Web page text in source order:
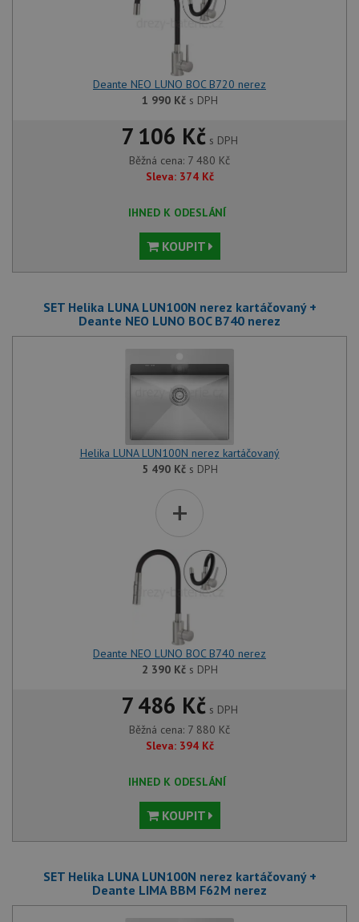
Deante NEO LUNO BOC B720 nerez
1 990 Kčs DPH
7 106 Kč s DPH
Běžná cena: 7 480 Kč
Sleva: 374 Kč
IHNED K ODESLÁNÍ
KOUPIT
SET Helika LUNA LUN100N nerez kartáčovaný +
Deante NEO LUNO BOC B740 nerez
Helika LUNA LUN100N nerez kartáčovaný
5 490 Kčs DPH
+
Deante NEO LUNO BOC B740 nerez
2 390 Kčs DPH
7 486 Kč s DPH
Běžná cena: 7 880 Kč
Sleva: 394 Kč
IHNED K ODESLÁNÍ
KOUPIT
SET Helika LUNA LUN100N nerez kartáčovaný +
Deante LIMA BBM F62M nerez